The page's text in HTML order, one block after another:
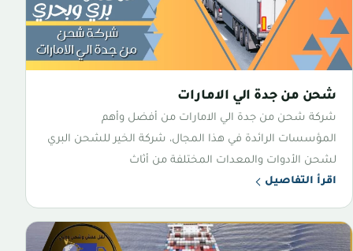
شحن من جدة الي الامارات
شركة شحن من جدة الي الامارات من أفضل وأهم
المؤسسات الرائدة في هذا المجال، شركة الخير للشحن البري
لشحن الأدوات والمعدات المختلفة من أثاث
اقرأ التفاصيل